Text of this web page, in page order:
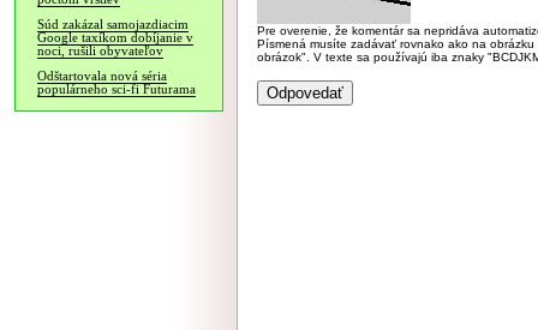
Súd zakázal samojazdiacim
Google taxíkom dobíjanie v
noci, rušili obyvateľov
Odštartovala nová séria
populárneho sci-fi Futurama
Pre overenie, že komentár sa nepridáva
Písmená musíte zadávať rovnako ako na
obrázok". V texte sa používajú iba znaky